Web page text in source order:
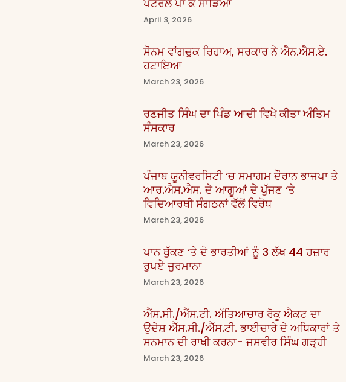
ਪੈਟਰੋਲ ਪਾ ਕੇ ਸਾੜਿਆ
April 3, 2026
ਸੋਨਮ ਵਾਂਗਚੁਕ ਰਿਹਾਅ, ਸਰਕਾਰ ਨੇ ਐਨ.ਐਸ.ਏ.
ਹਟਾਇਆ
March 23, 2026
ਰਣਜੀਤ ਸਿੰਘ ਦਾ ਪਿੰਡ ਆਦੀ ਵਿਖੇ ਕੀਤਾ ਅੰਤਿਮ
ਸੰਸਕਾਰ
March 23, 2026
ਪੰਜਾਬ ਯੂਨੀਵਰਸਿਟੀ ‘ਚ ਸਮਾਗਮ ਦੌਰਾਨ ਭਾਜਪਾ ਤੇ
ਆਰ.ਐਸ.ਐਸ. ਦੇ ਆਗੂਆਂ ਦੇ ਪੁੱਜਣ ‘ਤੇ
ਵਿਦਿਆਰਥੀ ਸੰਗਠਨਾਂ ਵੱਲੋਂ ਵਿਰੋਧ
March 23, 2026
ਪਾਨ ਥੁੱਕਣ ‘ਤੇ ਦੋ ਭਾਰਤੀਆਂ ਨੂੰ 3 ਲੱਖ 44 ਹਜ਼ਾਰ
ਰੁਪਏ ਜੁਰਮਾਨਾ
March 23, 2026
ਐੱਸ.ਸੀ./ਐੱਸ.ਟੀ. ਅੱਤਿਆਚਾਰ ਰੋਕੂ ਐਕਟ ਦਾ
ਉਦੇਸ਼ ਐੱਸ.ਸੀ./ਐੱਸ.ਟੀ. ਭਾਈਚਾਰੇ ਦੇ ਅਧਿਕਾਰਾਂ ਤੇ
ਸਨਮਾਨ ਦੀ ਰਾਖੀ ਕਰਨਾ- ਜਸਵੀਰ ਸਿੰਘ ਗੜ੍ਹੀ
March 23, 2026